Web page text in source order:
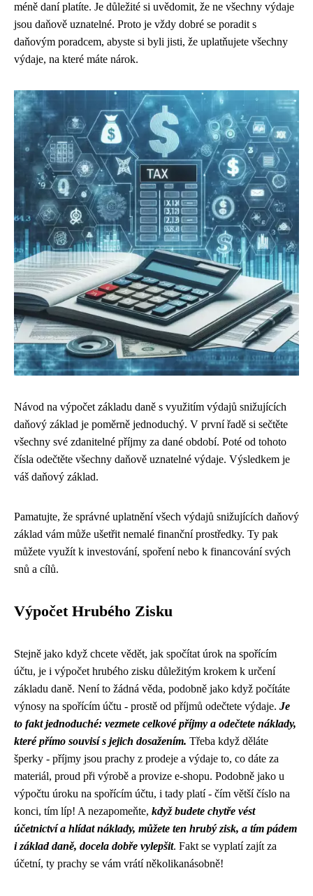
méně daní platíte. Je důležité si uvědomit, že ne všechny výdaje
jsou daňově uznatelné. Proto je vždy dobré se poradit s
daňovým poradcem, abyste si byli jisti, že uplatňujete všechny
výdaje, na které máte nárok.
Návod na výpočet základu daně s využitím výdajů snižujících
daňový základ je poměrně jednoduchý. V první řadě si sečtěte
všechny své zdanitelné příjmy za dané období. Poté od tohoto
čísla odečtěte všechny daňově uznatelné výdaje. Výsledkem je
váš daňový základ.
Pamatujte, že správné uplatnění všech výdajů snižujících daňový
základ vám může ušetřit nemalé finanční prostředky. Ty pak
můžete využít k investování, spoření nebo k financování svých
snů a cílů.
Výpočet Hrubého Zisku
Stejně jako když chcete vědět, jak spočítat úrok na spořícím
účtu, je i výpočet hrubého zisku důležitým krokem k určení
základu daně. Není to žádná věda, podobně jako když počítáte
výnosy na spořícím účtu - prostě od příjmů odečtete výdaje. Je
to fakt jednoduché: vezmete celkové příjmy a odečtete náklady,
které přímo souvisí s jejich dosažením. Třeba když děláte
šperky - příjmy jsou prachy z prodeje a výdaje to, co dáte za
materiál, proud při výrobě a provize e-shopu. Podobně jako u
výpočtu úroku na spořícím účtu, i tady platí - čím větší číslo na
konci, tím líp! A nezapomeňte, když budete chytře vést
účetnictví a hlídat náklady, můžete ten hrubý zisk, a tím pádem
i základ daně, docela dobře vylepšit. Fakt se vyplatí zajít za
účetní, ty prachy se vám vrátí několikanásobně!